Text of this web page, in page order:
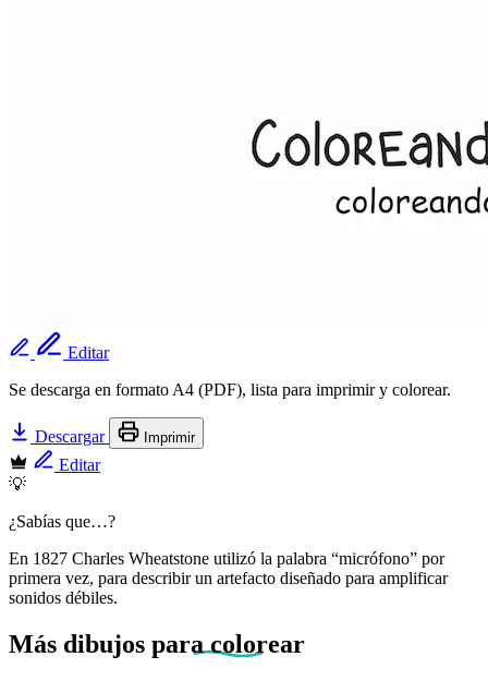
Editar
Se descarga en formato A4 (PDF), lista para imprimir y colorear.
Descargar Imprimir
Editar
💡
¿Sabías que…?
En 1827 Charles Wheatstone utilizó la palabra “micrófono” por
primera vez, para describir un artefacto diseñado para amplificar
sonidos débiles.
Más dibujos para colorear